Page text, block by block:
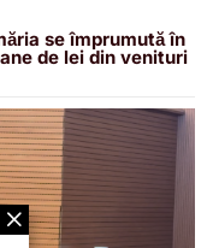
se împrumută în
de lei din venituri